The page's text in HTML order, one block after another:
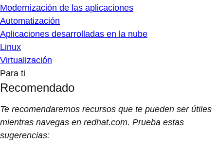
Modernización de las aplicaciones
Automatización
Aplicaciones desarrolladas en la nube
Linux
Virtualización
Para ti
Recomendado
Te recomendaremos recursos que te pueden ser útiles
mientras navegas en redhat.com. Prueba estas
sugerencias: